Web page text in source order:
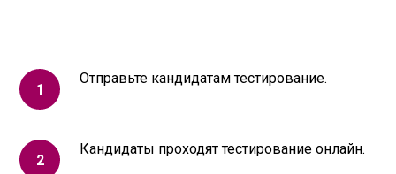
Отправьте кандидатам тестирование.
Кандидаты проходят тестирование онлайн.